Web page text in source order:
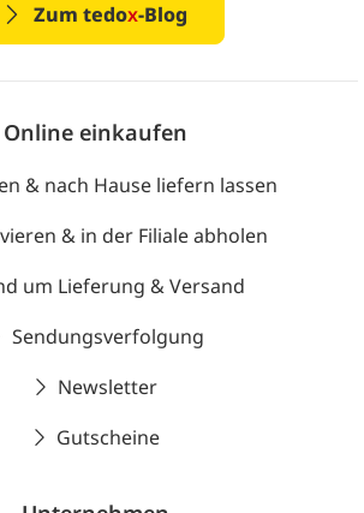
Zum tedox-Blog
Online einkaufen
& nach Hause liefern lassen
& in der Filiale abholen
um Lieferung & Versand
Sendungsverfolgung
Newsletter
Gutscheine